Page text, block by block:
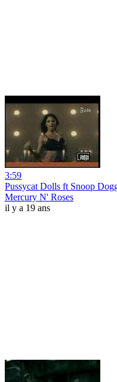
3:59
Pussycat Dolls ft Snoop
Mercury N' Roses
il y a 19 ans